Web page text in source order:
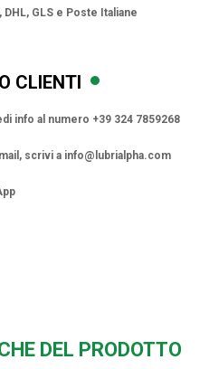
GLS e Poste Italiane
CLIENTI
info al numero +39 324 7859268
scrivi a info@lubrialpha.com
DEL PRODOTTO